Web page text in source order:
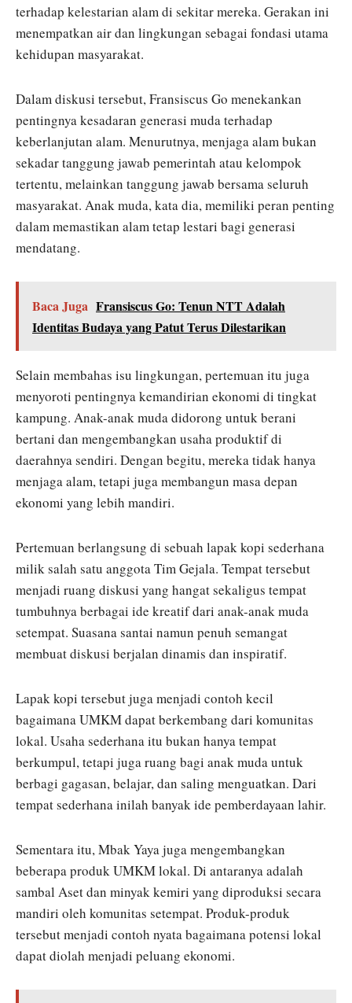
terhadap kelestarian alam di sekitar mereka. Gerakan ini
menempatkan air dan lingkungan sebagai fondasi utama
kehidupan masyarakat.
Dalam diskusi tersebut, Fransiscus Go menekankan
pentingnya kesadaran generasi muda terhadap
keberlanjutan alam. Menurutnya, menjaga alam bukan
sekadar tanggung jawab pemerintah atau kelompok
tertentu, melainkan tanggung jawab bersama seluruh
masyarakat. Anak muda, kata dia, memiliki peran penting
dalam memastikan alam tetap lestari bagi generasi
mendatang.
Baca Juga Fransiscus Go: Tenun NTT Adalah
Identitas Budaya yang Patut Terus Dilestarikan
Selain membahas isu lingkungan, pertemuan itu juga
menyoroti pentingnya kemandirian ekonomi di tingkat
kampung. Anak-anak muda didorong untuk berani
bertani dan mengembangkan usaha produktif di
daerahnya sendiri. Dengan begitu, mereka tidak hanya
menjaga alam, tetapi juga membangun masa depan
ekonomi yang lebih mandiri.
Pertemuan berlangsung di sebuah lapak kopi sederhana
milik salah satu anggota Tim Gejala. Tempat tersebut
menjadi ruang diskusi yang hangat sekaligus tempat
tumbuhnya berbagai ide kreatif dari anak-anak muda
setempat. Suasana santai namun penuh semangat
membuat diskusi berjalan dinamis dan inspiratif.
Lapak kopi tersebut juga menjadi contoh kecil
bagaimana UMKM dapat berkembang dari komunitas
lokal. Usaha sederhana itu bukan hanya tempat
berkumpul, tetapi juga ruang bagi anak muda untuk
berbagi gagasan, belajar, dan saling menguatkan. Dari
tempat sederhana inilah banyak ide pemberdayaan lahir.
Sementara itu, Mbak Yaya juga mengembangkan
beberapa produk UMKM lokal. Di antaranya adalah
sambal Aset dan minyak kemiri yang diproduksi secara
mandiri oleh komunitas setempat. Produk-produk
tersebut menjadi contoh nyata bagaimana potensi lokal
dapat diolah menjadi peluang ekonomi.